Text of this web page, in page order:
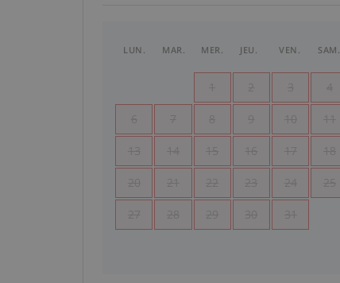
LUN. MAR. MER. JEU. VEN. SAM.
1 2 3 4
6 7 8 9 10 11
13 14 15 16 17 18
20 21 22 23 24 25
27 28 29 30 31